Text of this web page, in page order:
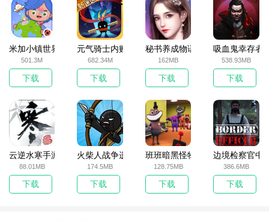
米加小镇世界2025官方版
501.3M
下载
元气骑士内购破解版
682.34M
下载
秘书养成物语
162MB
下载
吸血鬼幸存者
538.93MB
下载
云逆水寒手游
88.01MB
下载
火柴人战争遗产无敌版
174.5MB
下载
班班暗黑怪物生存挑战5
128.75MB
下载
边境检察官中
386.6MB
下载